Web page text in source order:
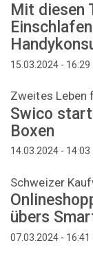
Mit diesen
15.03.2024 - 16:29
Zweites Leben
Swico
Boxen
14.03.2024 - 14:03
Schweizer
übers
07.03.2024 - 16:41